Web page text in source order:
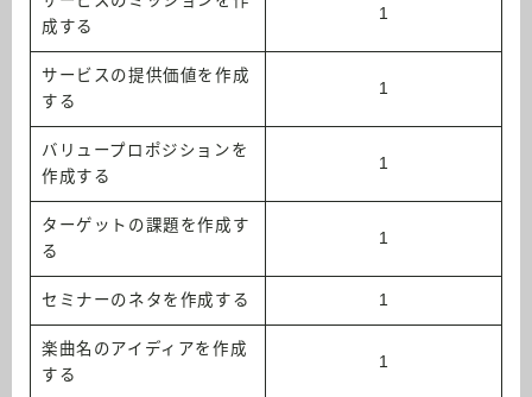
成する
1
サービスの提供価値を作成
する
1
バリュープロポジションを
作成する
1
ターゲットの課題を作成す
る
1
セミナーのネタを作成する 1
楽曲名のアイディアを作成
する
1